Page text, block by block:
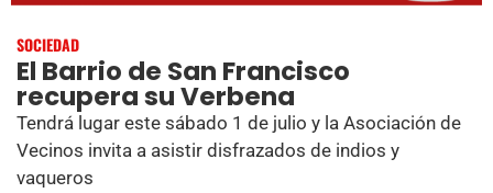
SOCIEDAD
El Barrio de San Francisco
recupera su Verbena
Tendrá lugar este sábado 1 de julio y la Asociación de
Vecinos invita a asistir disfrazados de indios y
vaqueros